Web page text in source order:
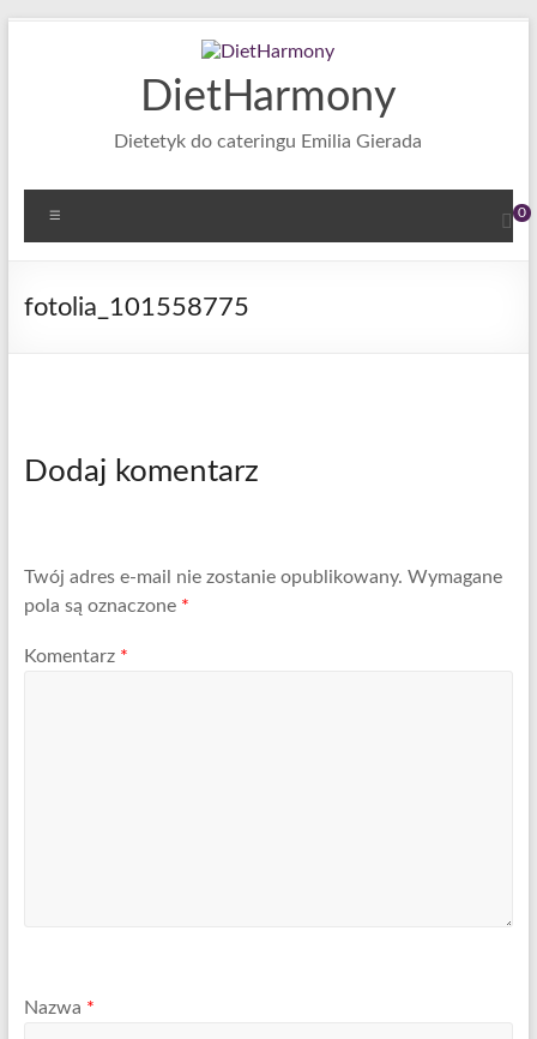
DietHarmony
Dietetyk do cateringu Emilia Gierada
0
fotolia_101558775
Dodaj komentarz
Twój adres e-mail nie zostanie opublikowany. Wymagane
pola są oznaczone *
Komentarz *
Nazwa *